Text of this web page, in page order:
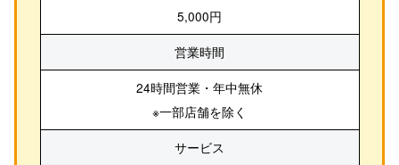
5,000円
営業時間
24時間営業・年中無休
※一部店舗を除く
サービス